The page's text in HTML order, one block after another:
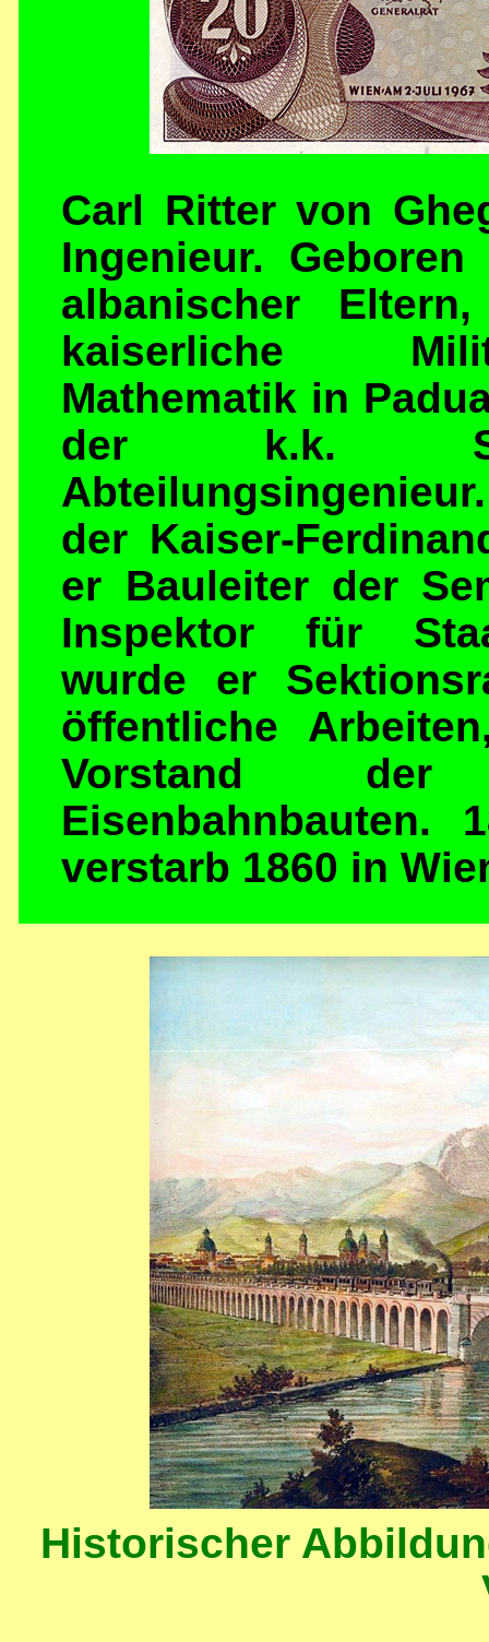
Carl Ritter von
Ingenieur.
albanischer
kaiserliche
Mathematik in
der k.k.
der Kaiser-
er Bauleiter der
Inspektor für
wurde er
öffentliche
Vorstand der
Eisenbahnbauten.
verstarb 1860 in
Historischer